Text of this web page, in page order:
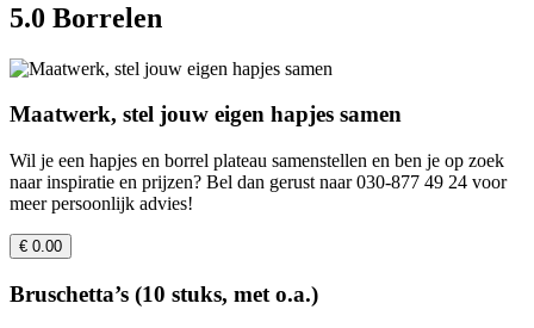
5.0 Borrelen
Maatwerk, stel jouw eigen hapjes samen
Wil je een hapjes en borrel plateau samenstellen en ben je op zoek
naar inspiratie en prijzen? Bel dan gerust naar 030-877 49 24 voor
meer persoonlijk advies!
€ 0.00
Bruschetta’s (10 stuks, met o.a.)